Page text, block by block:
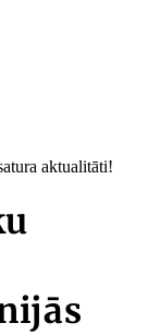
aktualitāti!